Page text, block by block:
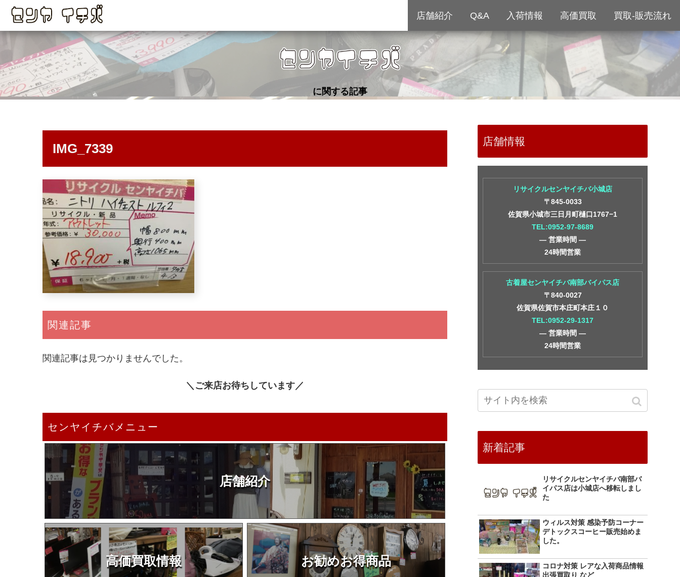
に関する記事
IMG_7339
関連記事
関連記事は見つかりませんでした。
＼ご来店お待ちしています／
センヤイチバメニュー
店舗紹介
高価買取情報 お勧めお得商品
店舗情報
リサイクルセンヤイチバ小城店
〒845-0033
佐賀県小城市三日月町樋口1767−1
TEL:0952-97-8689
― 営業時間 ―
24時間営業
古着屋センヤイチバ南部バイパス店
〒840-0027
佐賀県佐賀市本庄町本庄１０
TEL:0952-29-1317
― 営業時間 ―
24時間営業
新着記事
リサイクルセンヤイチバ南部バ
イパス店は小城店へ移転しまし
た
ウィルス対策 感染予防コーナー
デトックスコーヒー販売始めま
した。
コロナ対策 レアな入荷商品情報
出張買取り など
店舗紹介 Q&A 入荷情報 高価買取 買取-販売流れ